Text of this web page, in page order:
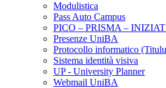
Modulistica
Pass Auto Campus
PICO – PRISMA –
Presenze UniBA
Protocollo informatico
Sistema identità visiva
UP - University Planner
Webmail UniBA